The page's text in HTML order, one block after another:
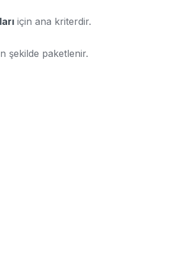
için ana kriterdir.
şekilde paketlenir.